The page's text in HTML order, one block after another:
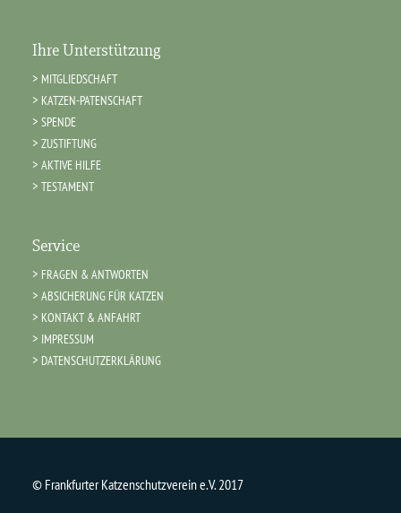
Ihre Unterstützung
MITGLIEDSCHAFT
KATZEN-PATENSCHAFT
SPENDE
ZUSTIFTUNG
AKTIVE HILFE
TESTAMENT
Service
FRAGEN & ANTWORTEN
ABSICHERUNG FÜR KATZEN
KONTAKT & ANFAHRT
IMPRESSUM
DATENSCHUTZERKLÄRUNG
© Frankfurter Katzenschutzverein e.V. 2017